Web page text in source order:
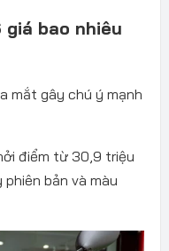
giá bao nhiêu
mắt gây chú ý mạnh
điểm từ 30,9 triệu
bản và màu